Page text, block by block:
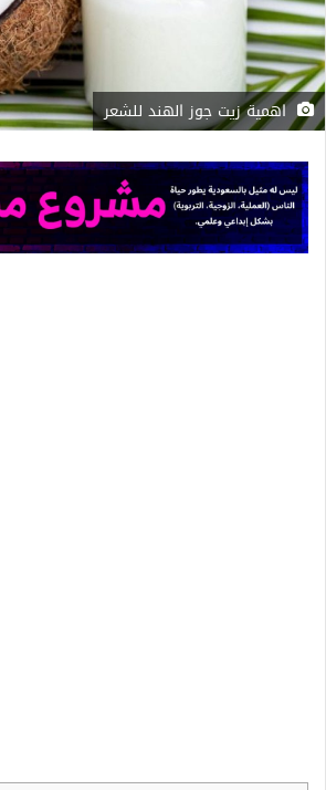
اهمية زيت جوز الهند للشعر